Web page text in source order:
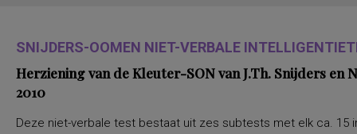
SNIJDERS-OOMEN NIET-VERBALE
Herziening van de Kleuter-SON van J.Th. Snijders en
2010
Deze niet-verbale test bestaat uit zes subtests met elk ca. 15